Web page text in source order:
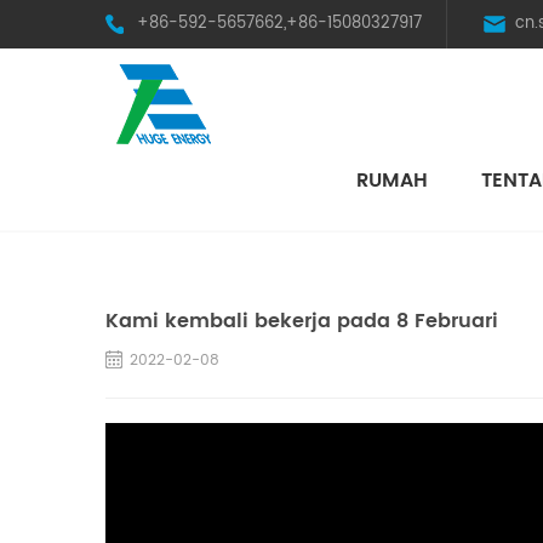
+86-592-5657662,+86-15080327917
RUMAH
Kami kembali bekerja pada 8 Februari
2022-02-08